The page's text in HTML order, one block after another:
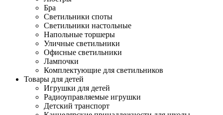
Бра
Светильники споты
Светильники настольные
Напольные торшеры
Уличные светильники
Офисные светильники
Лампочки
Комплектующие для светильников
Товары для детей
Игрушки для детей
Радиоуправляемые игрушки
Детский транспорт